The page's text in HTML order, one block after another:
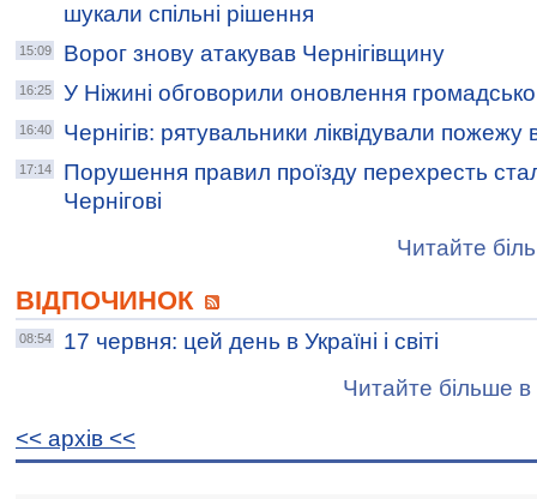
шукали спільні рішення
15:09 Ворог знову атакував Чернігівщину
16:25 У Ніжині обговорили оновлення
16:40 Чернігів: рятувальники ліквідували пожежу
17:14
Порушення правил проїзду перехресть
Чернігові
Читайте
ВІДПОЧИНОК
08:54
17 червня: цей день в Україні і світі
Читайте більше в
<< архiв <<